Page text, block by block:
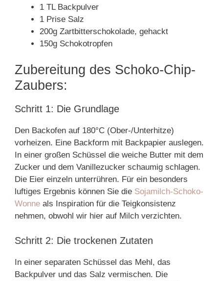
1 TL Backpulver
1 Prise Salz
200g Zartbitterschokolade, gehackt
150g Schokotropfen
Zubereitung des Schoko-Chip-
Zaubers:
Schritt 1: Die Grundlage
Den Backofen auf 180°C (Ober-/Unterhitze)
vorheizen. Eine Backform mit Backpapier auslegen.
In einer großen Schüssel die weiche Butter mit dem
Zucker und dem Vanillezucker schaumig schlagen.
Die Eier einzeln unterrühren. Für ein besonders
luftiges Ergebnis können Sie die Sojamilch-Schoko-
Wonne als Inspiration für die Teigkonsistenz
nehmen, obwohl wir hier auf Milch verzichten.
Schritt 2: Die trockenen Zutaten
In einer separaten Schüssel das Mehl, das
Backpulver und das Salz vermischen. Die